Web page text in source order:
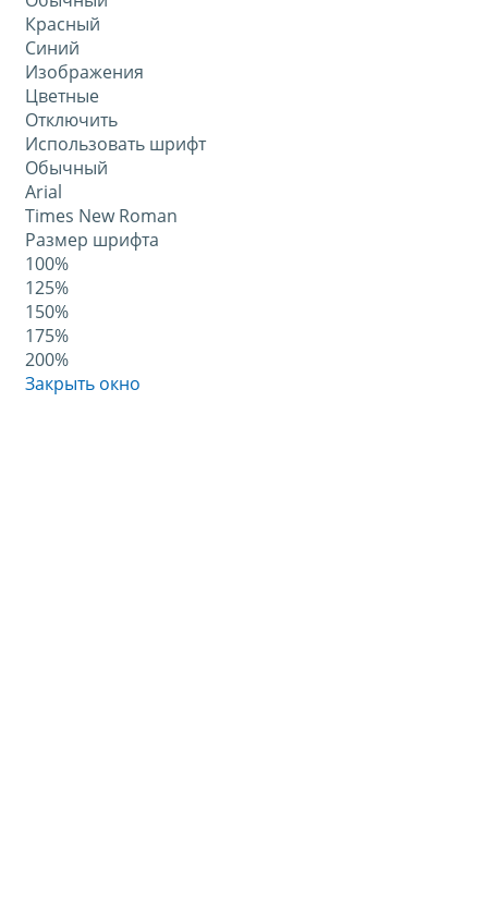
Красный
Синий
Изображения
Цветные
Отключить
Использовать шрифт
Обычный
Arial
Times New Roman
Размер шрифта
100%
125%
150%
175%
200%
Закрыть окно